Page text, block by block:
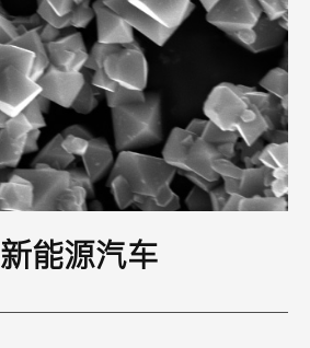
能源汽车